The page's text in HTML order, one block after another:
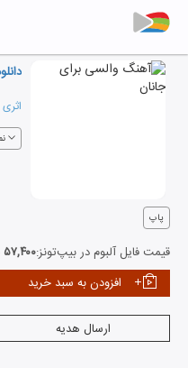
اثری
پاپ
قیمت فایل آلبوم در بیپ‌تونز:۵۷,۴۰۰ ت
افزودن به سبد خرید
ارسال هدیه